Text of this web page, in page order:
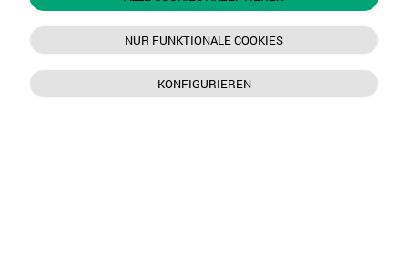
NUR FUNKTIONALE COOKIES
KONFIGURIEREN